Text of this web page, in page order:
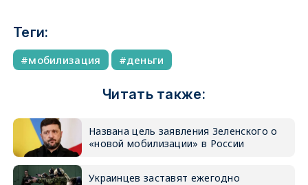
Теги:
мобилизация деньги
Читать также:
Названа цель заявления Зеленского о
«новой мобилизации» в России
Украинцев заставят ежегодно